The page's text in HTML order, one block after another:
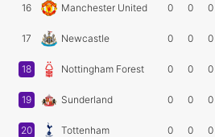
16 Manchester United 0 0 0
17 Newcastle 0 0 0
18 Nottingham Forest 0 0 0
19 Sunderland 0 0 0
20 Tottenham 0 0 0